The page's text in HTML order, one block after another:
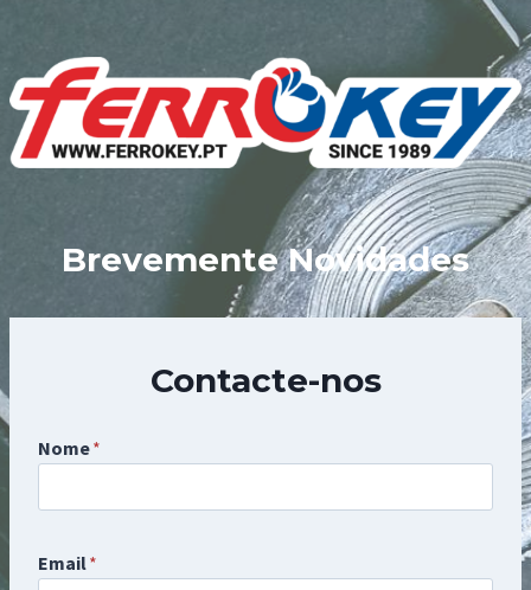
content
Brevemente Novidades
Contacte-nos
Nome*
Email*